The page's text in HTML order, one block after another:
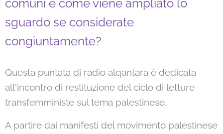
comuni e come viene ampliato lo
sguardo se considerate
congiuntamente?
Questa puntata di radio alqantara è dedicata
all'incontro di restituzione del ciclo di letture
transfemministe sul tema palestinese.
A partire dai manifesti del movimento palestinese